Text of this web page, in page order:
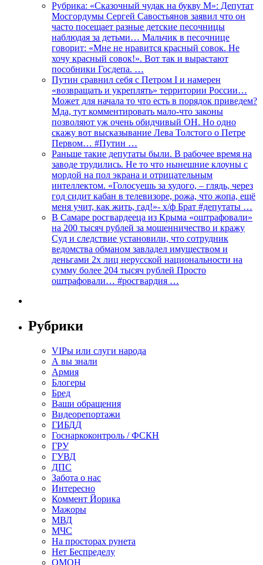
Рубрика: «Сказочный чудак на букву М»: Депутат
Мосгордумы Сергей Савостьянов заявил что он
часто посещает разные детские песочницы
наблюдая за детьми… Мальчик в песочнице
говорит: «Мне не нравится красный совок. Не
хочу красный совок!». Вот так и вырастают
пособники Госдепа. …
Путин сравнил себя с Петром I и намерен
«возвращать и укреплять» территории России…
Может для начала то что есть в порядок приведем?
Мда, тут комментировать мало-что законы
позволяют уж очень обидчивый ОН. Но одно
скажу вот высказывание Лева Толстого о Петре
Первом… #Путин …
Раньше такие депутаты были. В рабочее время на
заводе трудились. Не то что нынешние клоуны с
мордой на пол экрана и отрицательным
интеллектом. «Голосуешь за худого, – глядь, через
год сидит кабан в телевизоре, рожа, что жопа, ещё
меня учит, как жить, гад!»- х/ф Брат #депутаты …
В Самаре росгвардееца из Крыма «оштрафовали»
на 200 тысяч рублей за мошенничество и кражу
Суд и следствие установили, что сотрудник
ведомства обманом завладел имуществом и
деньгами 2х лиц нерусской национальности на
сумму более 204 тысяч рублей Просто
оштрафовали… #росгвардия …
Рубрики
VIPы или слуги народа
А вы знали
Армия
Блогеры
Бред
Ваши обращения
Видеорепортажи
ГИБДД
Госнаркоконтроль / ФСКН
ГРУ
ГУВД
ДПС
Забота о нас
Интересно
Коммент Йорика
Мажоры
МВД
МЧС
На просторах рунета
Нет Беспределу
ОМОН